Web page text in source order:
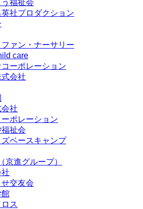
福祉会
社プロダクション
ァン・ナーサリー
care
ーポレーション
会社
社
ポレーション
祉会
ベースキャンプ
京進グループ）
交友会
館
ス